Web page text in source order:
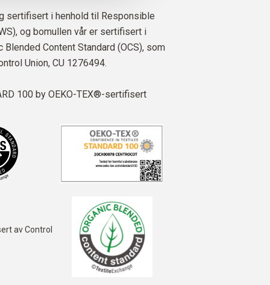
sertifisert i henhold til Responsible
og bomullen vår er sertifisert i
Blended Content Standard (OCS), som
Union, CU 1276494.
100 by OEKO-TEX®-sertifisert
av Control